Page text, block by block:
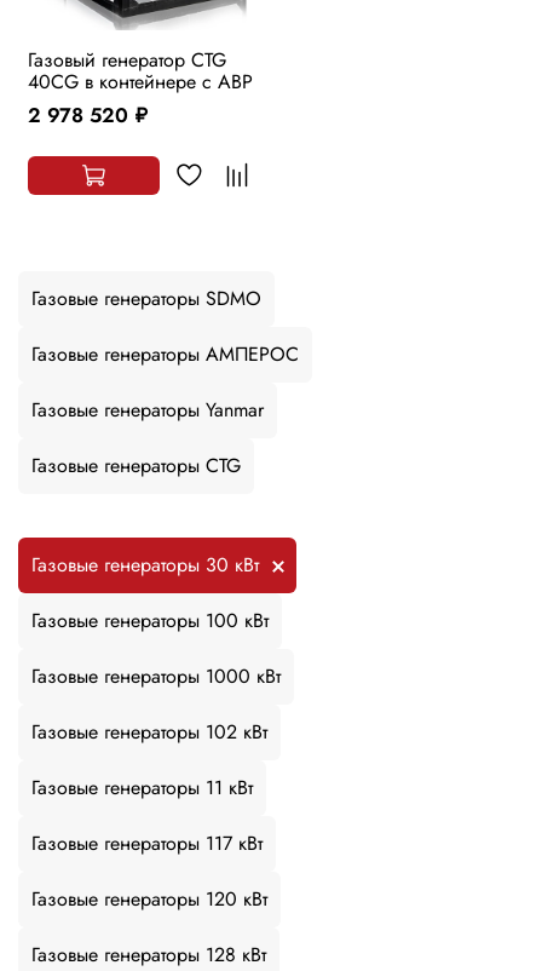
Газовый генератор CTG
40CG в контейнере с АВР
2 978 520 руб.
Газовые генераторы SDMO
Газовые генераторы АМПЕРОС
Газовые генераторы Yanmar
Газовые генераторы CTG
Газовые генераторы 30 кВт
Газовые генераторы 100 кВт
Газовые генераторы 1000 кВт
Газовые генераторы 102 кВт
Газовые генераторы 11 кВт
Газовые генераторы 117 кВт
Газовые генераторы 120 кВт
Газовые генераторы 128 кВт